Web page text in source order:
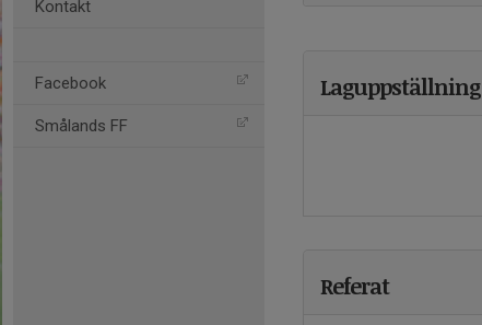
Kontakt
Facebook
Smålands FF
Laguppställning
Referat